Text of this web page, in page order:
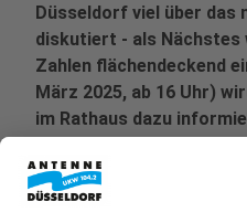
Düsseldorf viel über das
diskutiert - als Nächstes
Zahlen flächendeckend
März 2025, ab 16 Uhr)
im Rathaus dazu
Veröffentlicht: